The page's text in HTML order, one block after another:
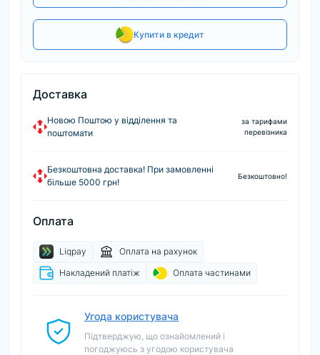
Купити в кредит
Доставка
Новою Поштою у відділення та
поштомати
за тарифами
перевізника
Безкоштовна доставка! При замовленні
більше 5000 грн!
Безкоштовно!
Оплата
Liqpay
Оплата на рахунок
Накладений платіж
Оплата частинами
Угода користувача
Підтверджую, що ознайомлений і
погоджуюсь з угодою користувача